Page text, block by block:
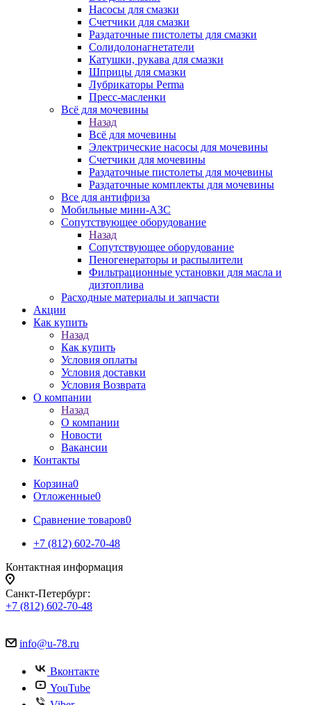
Насосы для смазки
Счетчики для смазки
Раздаточные пистолеты для смазки
Солидолонагнетатели
Катушки, рукава для смазки
Шприцы для смазки
Лубрикаторы Perma
Пресс-масленки
Всё для мочевины
Назад
Всё для мочевины
Электрические насосы для мочевины
Счетчики для мочевины
Раздаточные пистолеты для мочевины
Раздаточные комплекты для мочевины
Все для антифриза
Мобильные мини-АЗС
Сопутствующее оборудование
Назад
Сопутствующее оборудование
Пеногенераторы и распылители
Фильтрационные установки для масла и
дизтоплива
Расходные материалы и запчасти
Акции
Как купить
Назад
Как купить
Условия оплаты
Условия доставки
Условия Возврата
О компании
Назад
О компании
Новости
Вакансии
Контакты
Корзина0
Отложенные0
Сравнение товаров0
+7 (812) 602-70-48
Контактная информация
Санкт-Петербург:
+7 (812) 602-70-48
info@u-78.ru
Вконтакте
YouTube